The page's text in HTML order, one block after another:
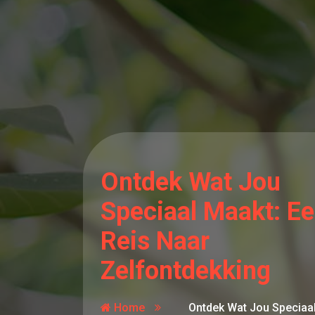
Ontdek Wat Jou
Speciaal Maakt:
Reis Naar
Zelfontdekking
Home Ontdek Wat Jou